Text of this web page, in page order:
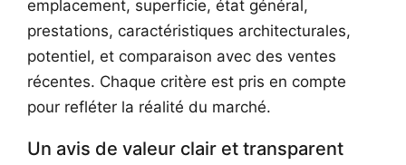
emplacement, superficie, état général,
prestations, caractéristiques architecturales,
potentiel, et comparaison avec des ventes
récentes. Chaque critère est pris en compte
pour refléter la réalité du marché.
Un avis de valeur clair et transparent